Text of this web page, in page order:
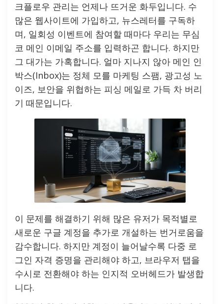
크플로우 관리는 언제나 뜨거운 화두입니다. 수
많은 웹사이트에 가입하고, 뉴스레터를 구독하
며, 일회성 이벤트에 참여할 때마다 우리는 무심
코 메인 이메일 주소를 입력하곤 합니다. 하지만
그 대가는 가혹합니다. 얼마 지나지 않아 메인 인
박스(Inbox)는 정체 모를 마케팅 스팸, 광고성 노
이즈, 보안을 위협하는 피싱 메일로 가득 차 버리
기 때문입니다.
이 문제를 해결하기 위해 많은 유저가 목적별로
새로운 구글 계정을 추가로 개설하는 번거로움을
감수합니다. 하지만 계정이 늘어날수록 다중 로
그인 자격 증명을 관리해야 하고, 브라우저 탭을
수시로 전환해야 하는 인지적 오버헤드가 발생합
니다.